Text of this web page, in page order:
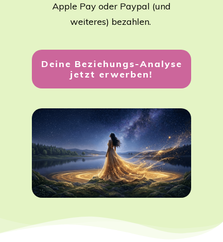
Apple Pay oder Paypal (und
weiteres) bezahlen.
Deine Beziehungs-Analyse
jetzt erwerben!